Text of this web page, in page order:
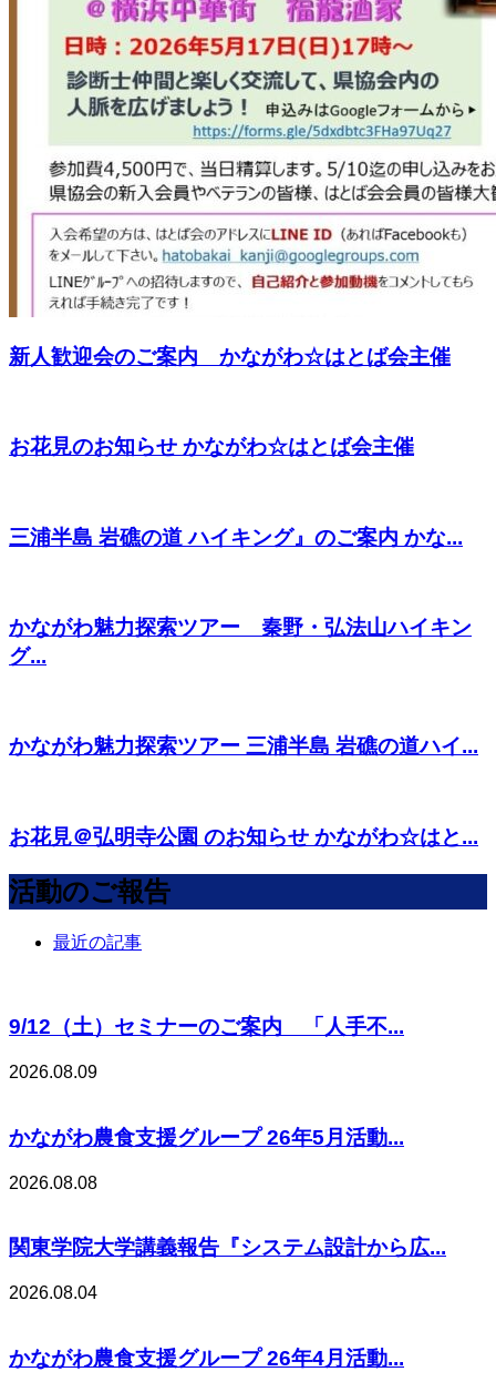
新人歓迎会のご案内 かながわ☆はとば会主催
お花見のお知らせ かながわ☆はとば会主催
三浦半島 岩礁の道 ハイキング』のご案内 かな...
かながわ魅力探索ツアー 秦野・弘法山ハイキン
グ...
かながわ魅力探索ツアー 三浦半島 岩礁の道ハイ...
お花見＠弘明寺公園 のお知らせ かながわ☆はと...
活動のご報告
最近の記事
9/12（土）セミナーのご案内 「人手不...
2026.08.09
かながわ農食支援グループ 26年5月活動...
2026.08.08
関東学院大学講義報告『システム設計から広...
2026.08.04
かながわ農食支援グループ 26年4月活動...